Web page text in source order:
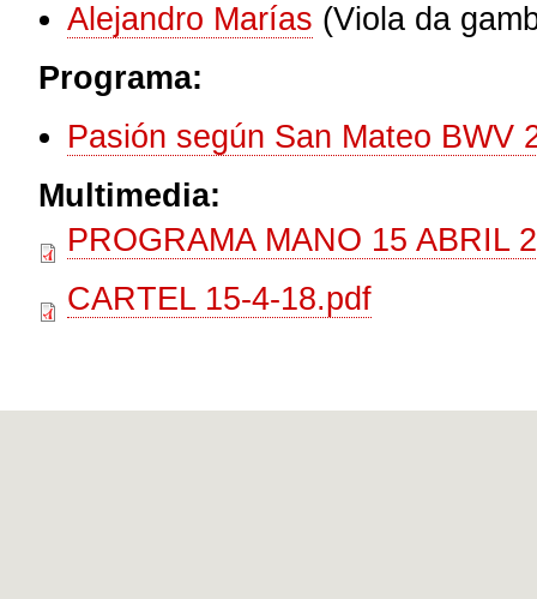
Alejandro Marías (Viola da
Programa:
Pasión según San Mateo BWV
Multimedia:
PROGRAMA MANO 15 ABRIL
CARTEL 15-4-18.pdf